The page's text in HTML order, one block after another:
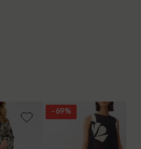
- 69%